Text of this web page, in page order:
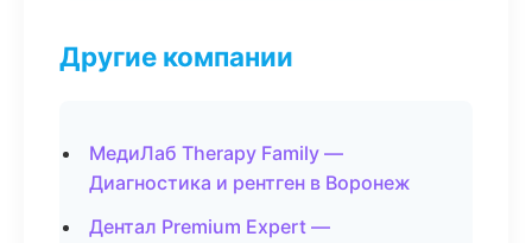
Другие компании
МедиЛаб Therapy Family —
Диагностика и рентген в Воронеж
Дентал Premium Expert —